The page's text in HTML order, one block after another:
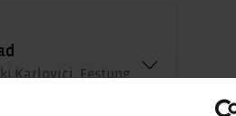
Karlovici, Festung